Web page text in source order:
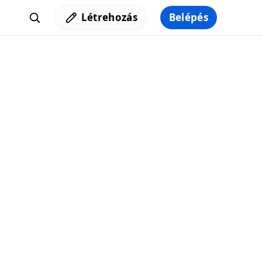
Létrehozás Belépés